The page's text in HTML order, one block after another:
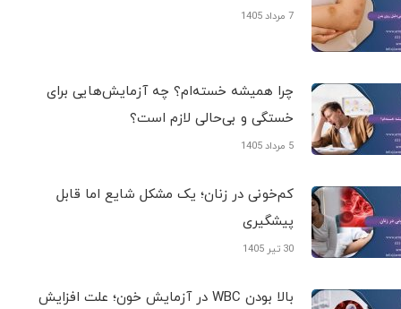
7 مرداد 1405
چرا همیشه خسته‌ام؟ چه آزمایش‌هایی برای
خستگی و بی‌حالی لازم است؟
5 مرداد 1405
کم‌خونی در زنان؛ یک مشکل شایع اما قابل
پیشگیری
30 تیر 1405
بالا بودن WBC در آزمایش خون؛ علت افزایش